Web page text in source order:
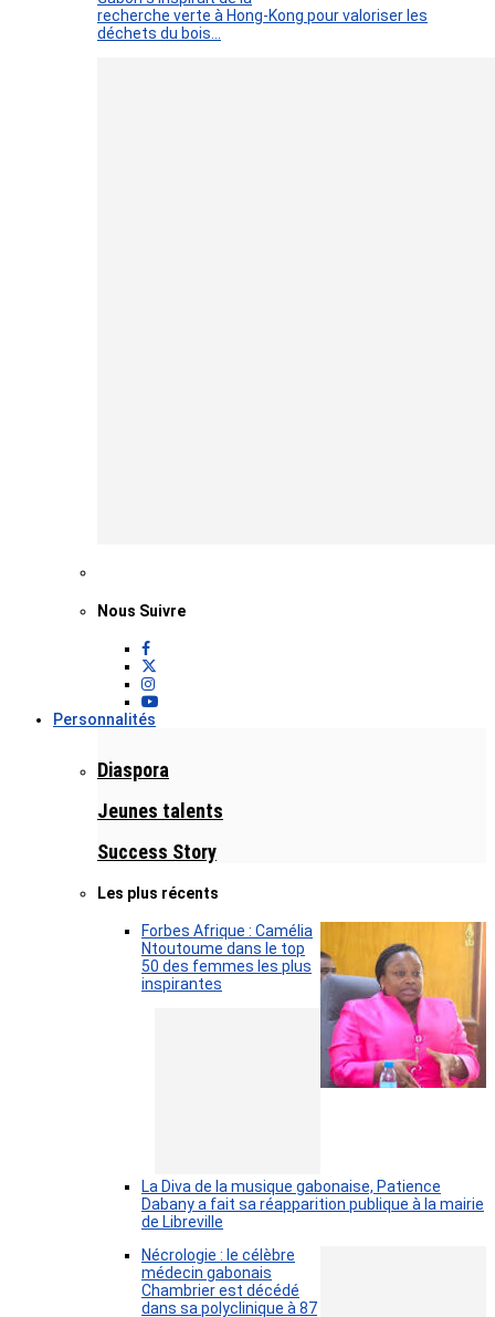
recherche verte à Hong-Kong pour valoriser les
déchets du bois…
Nous Suivre
Personnalités
Diaspora
Jeunes talents
Success Story
Les plus récents
Forbes Afrique : Camélia
Ntoutoume dans le top
50 des femmes les plus
inspirantes
La Diva de la musique gabonaise, Patience
Dabany a fait sa réapparition publique à la mairie
de Libreville
Nécrologie : le célèbre
médecin gabonais
Chambrier est décédé
dans sa polyclinique à 87